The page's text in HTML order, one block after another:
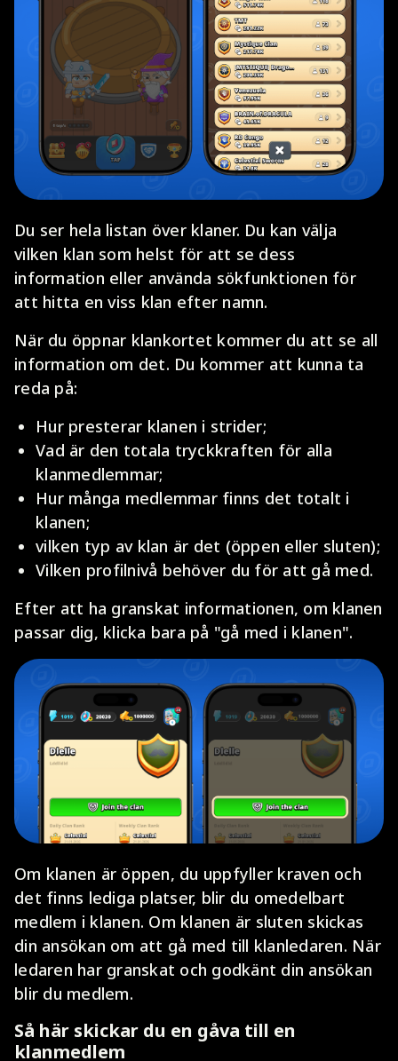
Du ser hela listan över klaner. Du kan välja
vilken klan som helst för att se dess
information eller använda sökfunktionen för
att hitta en viss klan efter namn.
När du öppnar klankortet kommer du att se all
information om det. Du kommer att kunna ta
reda på:
Hur presterar klanen i strider;
Vad är den totala tryckkraften för alla
klanmedlemmar;
Hur många medlemmar finns det totalt i
klanen;
vilken typ av klan är det (öppen eller sluten);
Vilken profilnivå behöver du för att gå med.
Efter att ha granskat informationen, om klanen
passar dig, klicka bara på "gå med i klanen".
Om klanen är öppen, du uppfyller kraven och
det finns lediga platser, blir du omedelbart
medlem i klanen. Om klanen är sluten skickas
din ansökan om att gå med till klanledaren. När
ledaren har granskat och godkänt din ansökan
blir du medlem.
Så här skickar du en gåva till en
klanmedlem